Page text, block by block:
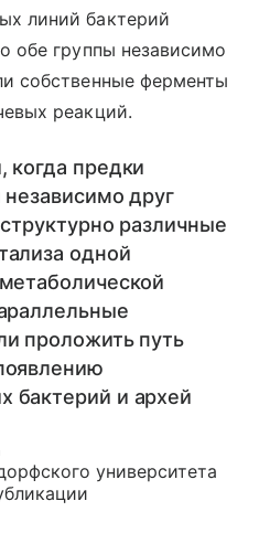
линий бактерий
обе группы независимо
собственные ферменты
реакций.
предки
друг
различные
одной
проложить путь
бактерий и архей
университета